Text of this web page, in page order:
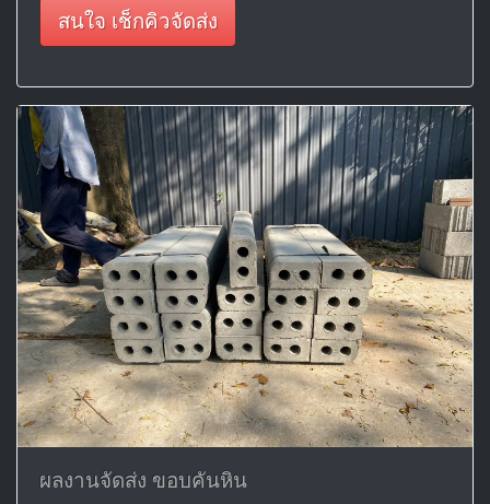
สนใจ เช็กคิวจัดส่ง
ผลงานจัดส่ง ขอบคันหิน